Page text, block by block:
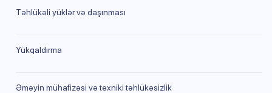
Təhlükəli yüklər və daşınması
Yükqaldırma
Əməyin mühafizəsi və texniki təhlükəsizlik